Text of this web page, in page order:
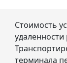
Стоимость
удаленности
терминала